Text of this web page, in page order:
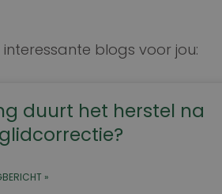
interessante blogs voor jou:
duurt het herstel na
»